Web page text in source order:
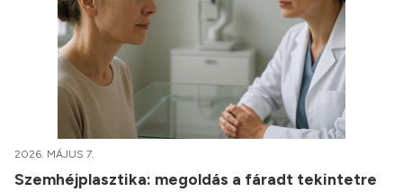
2026. MÁJUS 7.
Szemhéjplasztika: megoldás a fáradt tekintetre